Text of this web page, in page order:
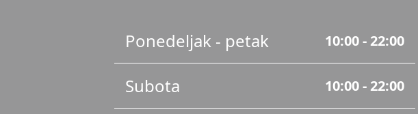
Ponedeljak - petak 10:00 - 22:00
Subota 10:00 - 22:00